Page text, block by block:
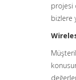
projesi
bizlere